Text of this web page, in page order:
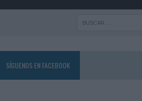
SÍGUENOS EN FACEBOOK